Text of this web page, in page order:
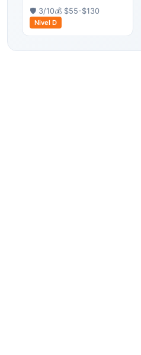
🛡️ 3/10💰 $55-$130
Nivel D